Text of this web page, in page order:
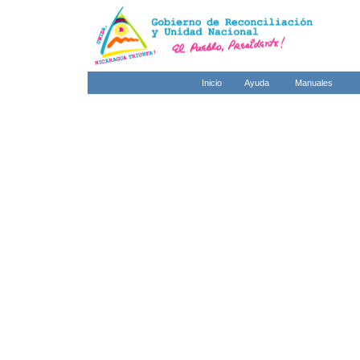
Inicio Ayuda Manuales